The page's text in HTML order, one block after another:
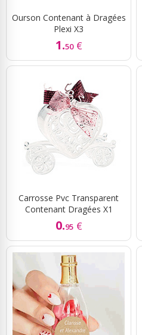
Ourson Contenant à Dragées
Plexi X3
1.50 €
Carrosse Pvc Transparent
Contenant Dragées X1
0.95 €